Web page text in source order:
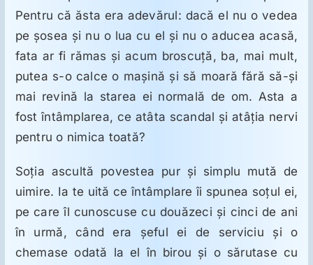
Pentru că ăsta era adevărul: dacă el nu o vedea
pe şosea şi nu o lua cu el şi nu o aducea acasă,
fata ar fi rămas şi acum broscuţă, ba, mai mult,
putea s-o calce o maşină şi să moară fără să-şi
mai revină la starea ei normală de om. Asta a
fost întâmplarea, ce atâta scandal şi atâţia nervi
pentru o nimica toată?
Soţia ascultă povestea pur şi simplu mută de
uimire. Ia te uită ce întâmplare îi spunea soţul ei,
pe care îl cunoscuse cu douăzeci şi cinci de ani
în urmă, când era şeful ei de serviciu şi o
chemase odată la el în birou şi o sărutase cu